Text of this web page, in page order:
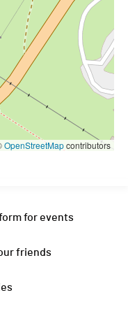
OpenStreetMapcontributors
for events
friends